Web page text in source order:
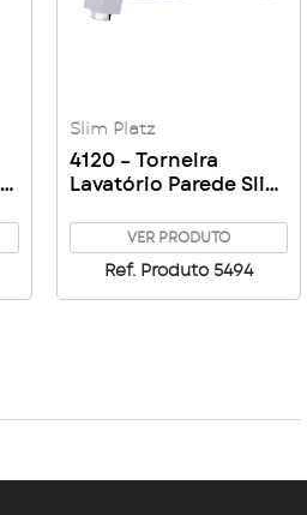
Slim Platz
4120 – Torneira
Lavatório Parede Slim
VER PRODUTO
Ref. Produto 5494